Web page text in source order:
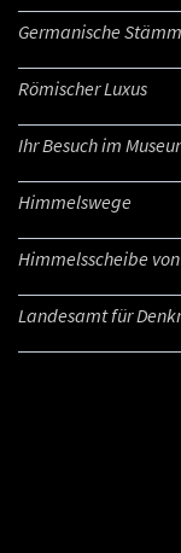
Germanische
Römischer Luxus
Ihr Besuch im
Himmelswege
Himmelsscheibe
Landesamt für